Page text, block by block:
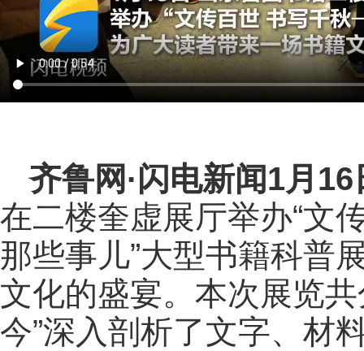
齐鲁网 ·闪电新闻1月16
在二楼奎虚展厅举办“
那些事儿”大型书籍科普
文化的盛宴。本次展览
今”深入剖析了文字、材